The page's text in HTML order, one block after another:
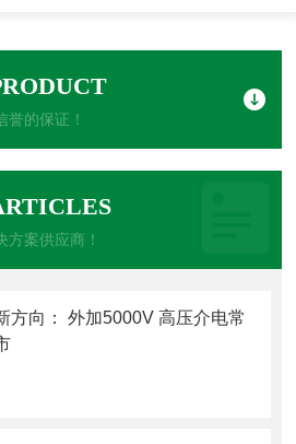
誉的保证！
方案供应商！
方向： 外加5000V 高压介电常